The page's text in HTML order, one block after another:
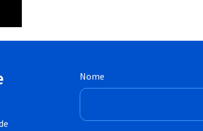
Nome